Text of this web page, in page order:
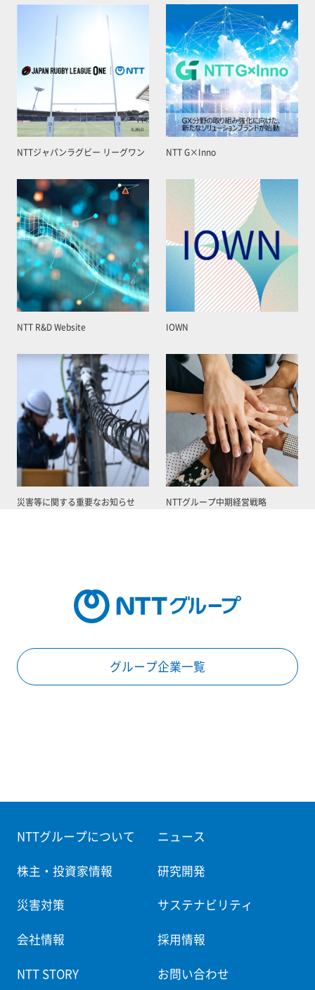
NTTジャパンラグビー リーグワン NTT G×Inno
NTT R&D Website IOWN
災害等に関する重要なお知らせ NTTグループ中期経営戦略
グループ企業一覧
NTTグループについて ニュース
株主・投資家情報 研究開発
災害対策 サステナビリティ
会社情報 採用情報
NTT STORY お問い合わせ